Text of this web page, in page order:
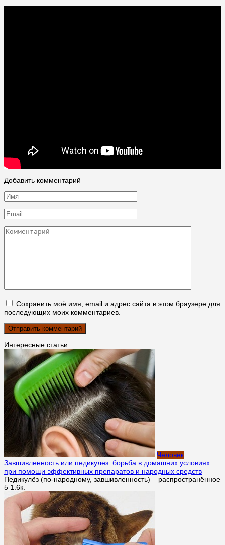
Добавить комментарий
Имя
*
Email
*
Комментарий
Сохранить моё имя, email и адрес сайта в этом браузере для
последующих моих комментариев.
Интересные статьи
Человек
Завшивленность или педикулез: борьба в домашних условиях
при помощи эффективных препаратов и народных средств
Педикулёз (по-народному, завшивленность) – распространённое
5 1.6к.